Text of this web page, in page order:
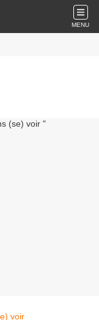
MENU